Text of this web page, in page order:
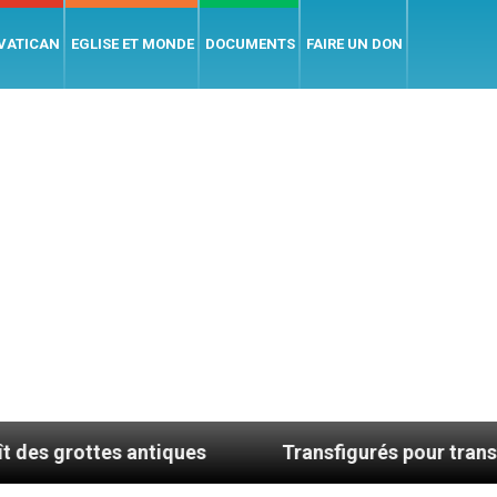
EGLISE ET MONDE DOCUMENTS FAIRE UN DON
Transfigurés pour transformer le